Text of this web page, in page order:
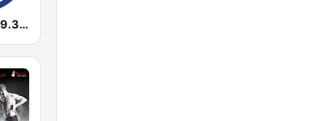
La Grupera 89.3 FM